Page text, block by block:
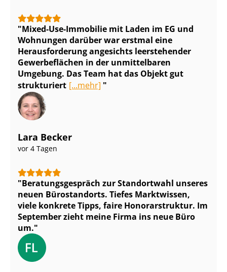
Mixed-Use-Immobilie mit Laden im EG und
Wohnungen darüber war erstmal eine
Herausforderung angesichts leerstehender
Gewerbeflächen in der unmittelbaren
Umgebung. Das Team hat das Objekt gut
strukturiert [...mehr]
Lara Becker
vor 4 Tagen
Be­ra­tungs­ge­spräch zur Standortwahl unseres
neuen Bürostandorts. Tiefes Marktwissen,
viele konkrete Tipps, faire Honorarstruktur. Im
September zieht meine Firma ins neue Büro
um.